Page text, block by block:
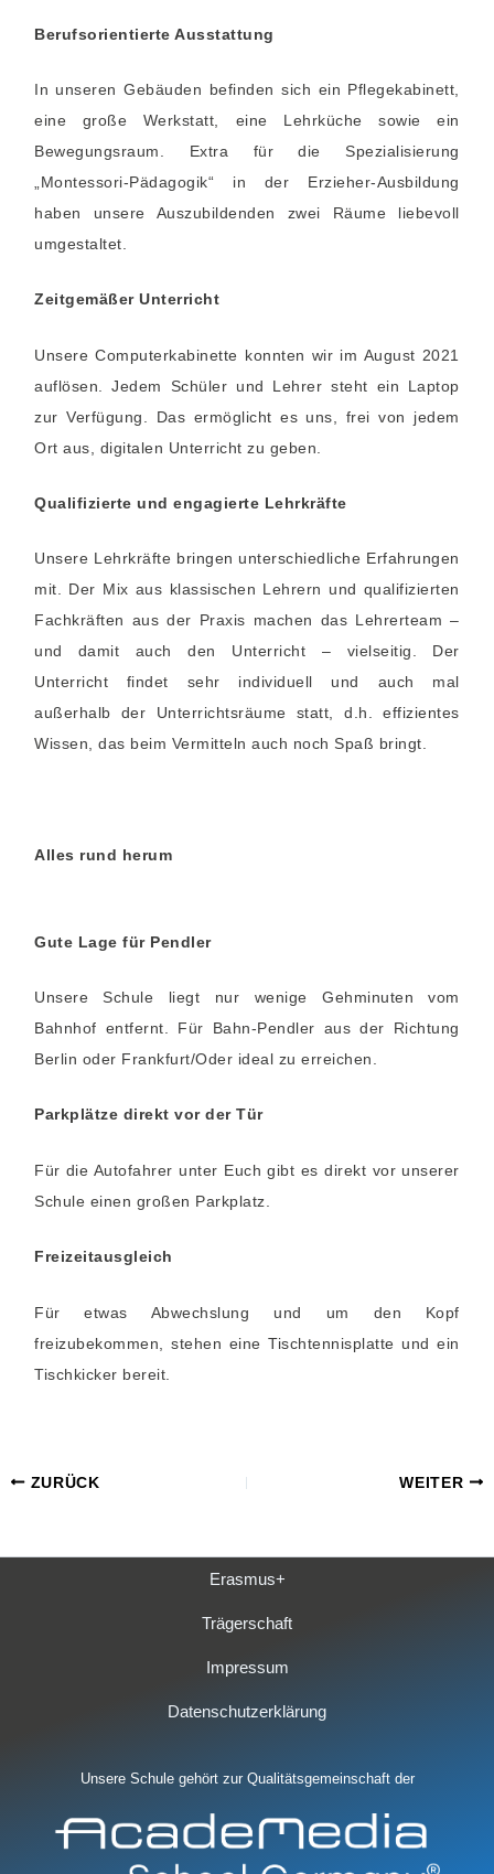
Berufsorientierte Ausstattung
In unseren Gebäuden befinden sich ein Pflegekabinett,
eine große Werkstatt, eine Lehrküche sowie ein
Bewegungsraum. Extra für die Spezialisierung
„Montessori-Pädagogik“ in der Erzieher-Ausbildung
haben unsere Auszubildenden zwei Räume liebevoll
umgestaltet.
Zeitgemäßer Unterricht
Unsere Computerkabinette konnten wir im August 2021
auflösen. Jedem Schüler und Lehrer steht ein Laptop
zur Verfügung. Das ermöglicht es uns, frei von jedem
Ort aus, digitalen Unterricht zu geben.
Qualifizierte und engagierte Lehrkräfte
Unsere Lehrkräfte bringen unterschiedliche Erfahrungen
mit. Der Mix aus klassischen Lehrern und qualifizierten
Fachkräften aus der Praxis machen das Lehrerteam –
und damit auch den Unterricht – vielseitig. Der
Unterricht findet sehr individuell und auch mal
außerhalb der Unterrichtsräume statt, d.h. effizientes
Wissen, das beim Vermitteln auch noch Spaß bringt.
Alles rund herum
Gute Lage für Pendler
Unsere Schule liegt nur wenige Gehminuten vom
Bahnhof entfernt. Für Bahn-Pendler aus der Richtung
Berlin oder Frankfurt/Oder ideal zu erreichen.
Parkplätze direkt vor der Tür
Für die Autofahrer unter Euch gibt es direkt vor unserer
Schule einen großen Parkplatz.
Freizeitausgleich
Für etwas Abwechslung und um den Kopf
freizubekommen, stehen eine Tischtennisplatte und ein
Tischkicker bereit.
ZURÜCK WEITER
Erasmus+
Trägerschaft
Impressum
Datenschutzerklärung
Unsere Schule gehört zur Qualitätsgemeinschaft der